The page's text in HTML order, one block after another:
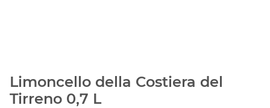
Limoncello della Costiera del
Tirreno 0,7 L